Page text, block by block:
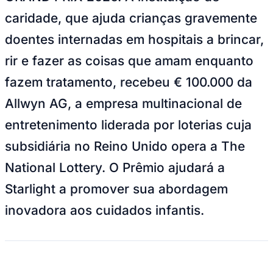
doentes internadas em hospitais a brincar,
rir e fazer as coisas que amam enquanto
fazem tratamento, recebeu € 100.000 da
Allwyn AG, a empresa multinacional de
entretenimento liderada por loterias cuja
subsidiária no Reino Unido opera a The
National Lottery. O Prêmio ajudará a
Starlight a promover sua abordagem
inovadora aos cuidados infantis.
Muitas crianças do Reino Unido estão sendo afetadas